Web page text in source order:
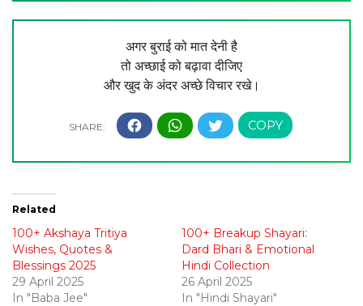
अगर बुराई को मात देनी है
तो अच्छाई को बढ़ावा दीजिए
और खुद के अंदर अच्छे विचार रखे।
Related
100+ Akshaya Tritiya
Wishes, Quotes &
Blessings 2025
29 April 2025
In "Baba Jee"
100+ Breakup Shayari:
Dard Bhari & Emotional
Hindi Collection
26 April 2025
In "Hindi Shayari"